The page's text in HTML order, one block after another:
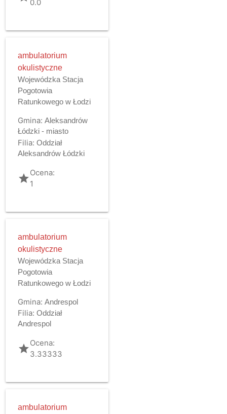
0.0
ambulatorium
okulistyczne
Wojewódzka Stacja
Pogotowia
Ratunkowego w Łodzi
Gmina: Aleksandrów
Łódzki - miasto
Filia: Oddział
Aleksandrów Łódzki
gradeOcena:
1
ambulatorium
okulistyczne
Wojewódzka Stacja
Pogotowia
Ratunkowego w Łodzi
Gmina: Andrespol
Filia: Oddział
Andrespol
gradeOcena:
3.33333
ambulatorium